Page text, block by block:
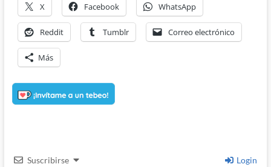
X Facebook WhatsApp
Reddit Tumblr Correo electrónico
Más
Suscribirse Login